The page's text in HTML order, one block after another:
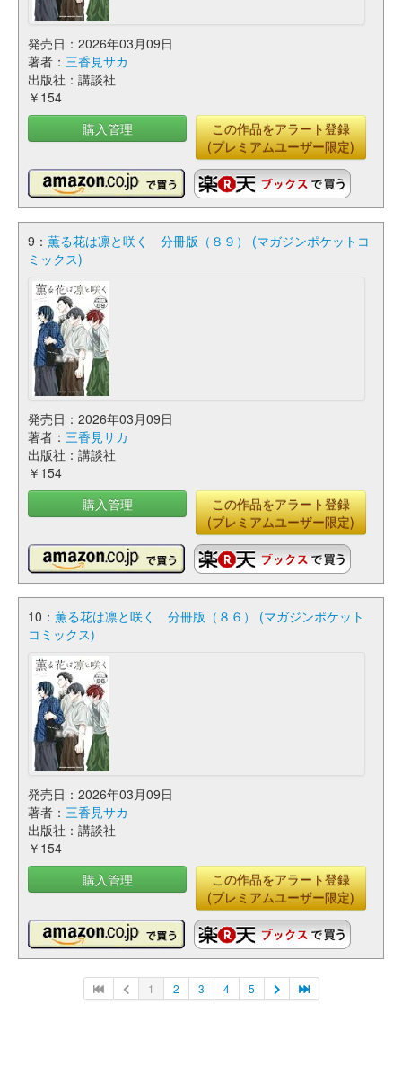
発売日：2026年03月09日
著者： 三香見サカ
出版社：講談社
￥154
購入管理
この作品をアラート登録
(プレミアムユーザー限定)
9： 薫る花は凛と咲く 分冊版（８９） (マガジンポケットコ
ミックス)
発売日：2026年03月09日
著者： 三香見サカ
出版社：講談社
￥154
購入管理
この作品をアラート登録
(プレミアムユーザー限定)
10： 薫る花は凛と咲く 分冊版（８６） (マガジンポケット
コミックス)
発売日：2026年03月09日
著者： 三香見サカ
出版社：講談社
￥154
購入管理
この作品をアラート登録
(プレミアムユーザー限定)
1 2 3 4 5